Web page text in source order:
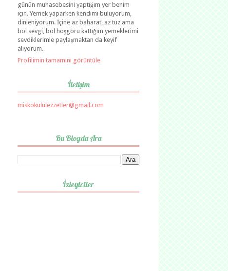
günün muhasebesini yaptığım yer benim
için. Yemek yaparken kendimi buluyorum,
dinleniyorum. İçine az baharat, az tuz ama
bol sevgi, bol hoşgörü kattığım yemeklerimi
sevdiklerimle paylaşmaktan da keyif
alıyorum.
Profilimin tamamını görüntüle
İletişim
miskokululezzetler@gmail.com
Bu Blogda Ara
İzleyiciler